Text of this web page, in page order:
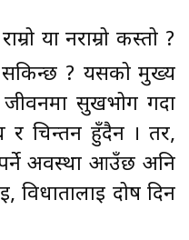
या नराम्रो कस्तो ?
सकिन्छ ? यसको मुख्य
सुखभोग गर्दा
र चिन्तन हुँदैन । तर,
अवस्था आउँछ अनि
दोष दिन